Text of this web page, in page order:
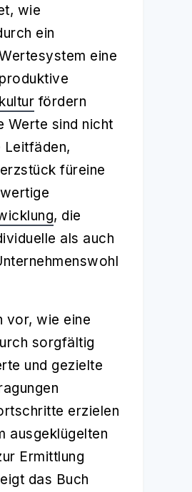
wie
ein
eine
fördern
Werte sind nicht
Leitfäden,
füreine
, die
als auch
vor, wie eine
sorgfältig
und gezielte
erzielen
ausgeklügelten
Ermittlung
das Buch